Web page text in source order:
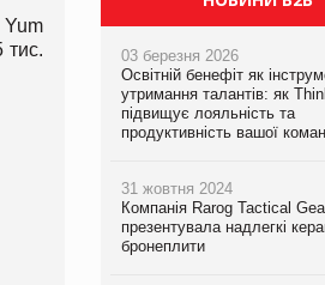
тис.
03 березня 2026
Освітній бенефіт як
утримання талантів: як
підвищує лояльність та
продуктивність вашої
31 жовтня 2024
Компанія Rarog Tactical
презентувала надлегкі
бронеплити